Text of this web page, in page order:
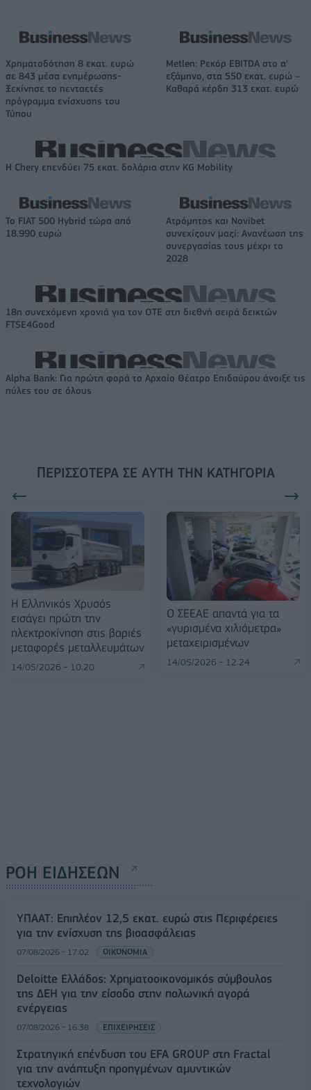
Χρηματοδότηση 8 εκατ. ευρώ
σε 843 μέσα ενημέρωσης-
Ξεκίνησε το πενταετές
πρόγραμμα ενίσχυσης του
Τύπου
Metlen: Ρεκόρ EBITDA στο α'
εξάμηνο, στα 550 εκατ. ευρώ –
Καθαρά κέρδη 313 εκατ. ευρώ
Η Chery επενδύει 75 εκατ. δολάρια στην KG Mobility
Το FIAT 500 Hybrid τώρα από
18.990 ευρώ
Ατρόμητος και Novibet
συνεχίζουν μαζί: Ανανέωση της
συνεργασίας τους μέχρι το
2028
18η συνεχόμενη χρονιά για τον ΟΤΕ στη διεθνή σειρά δεικτών
FTSE4Good
Alpha Bank: Για πρώτη φορά το Αρχαίο Θέατρο Επιδαύρου άνοιξε τις
πύλες του σε όλους
ΠΕΡΙΣΣΌΤΕΡΑ ΣΕ ΑΥΤΉ ΤΗΝ ΚΑΤΗΓΟΡΊΑ
Η Ελληνικός Χρυσός
εισάγει πρώτη την
ηλεκτροκίνηση στις βαριές
μεταφορές μεταλλευμάτων
14/05/2026 - 10:20
Ο ΣΕΕΑΕ απαντά για τα
«γυρισμένα χιλιόμετρα»
μεταχειρισμένων
14/05/2026 - 12:24
ΡΟΗ ΕΙΔΗΣΕΩΝ
ΥΠΑΑΤ: Επιπλέον 12,5 εκατ. ευρώ στις Περιφέρειες
για την ενίσχυση της βιοασφάλειας
07/08/2026 - 17:02 ΟΙΚΟΝΟΜΙΑ
Deloitte Ελλάδος: Χρηματοοικονομικός σύμβουλος
της ΔΕΗ για την είσοδο στην πολωνική αγορά
ενέργειας
07/08/2026 - 16:38 ΕΠΙΧΕΙΡΗΣΕΙΣ
Στρατηγική επένδυση του EFA GROUP στη Fractal
για την ανάπτυξη προηγμένων αμυντικών
τεχνολογιών